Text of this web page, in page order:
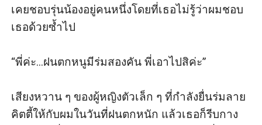
เคยชอบรุ่นน้องอยู่คนหนึ่งโดยที่เธอไม่รู้ว่าผมชอบ
เธอด้วยซ้ำไป
“พี่ค่ะ...ฝนตกหนูมีร่มสองคัน พี่เอาไปสิค่ะ”
เสียงหวาน ๆ ของผู้หญิงตัวเล็ก ๆ ที่กำลังยื่นร่มลาย
คิตตี้ให้กับผมในวันที่ฝนตกหนัก แล้วเธอก็รีบกาง